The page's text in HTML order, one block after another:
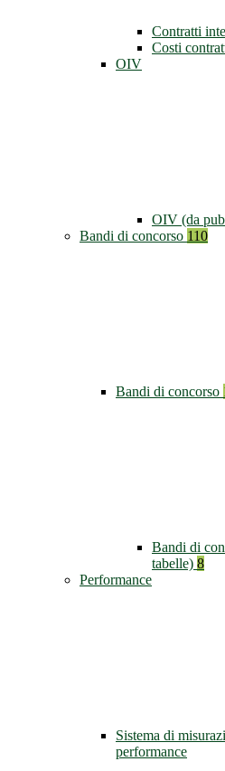
Contratti
Costi
OIV
OIV (da
Bandi di concorso 110
Bandi di concorso
Bandi di
tabelle) 8
Performance
Sistema di
performance